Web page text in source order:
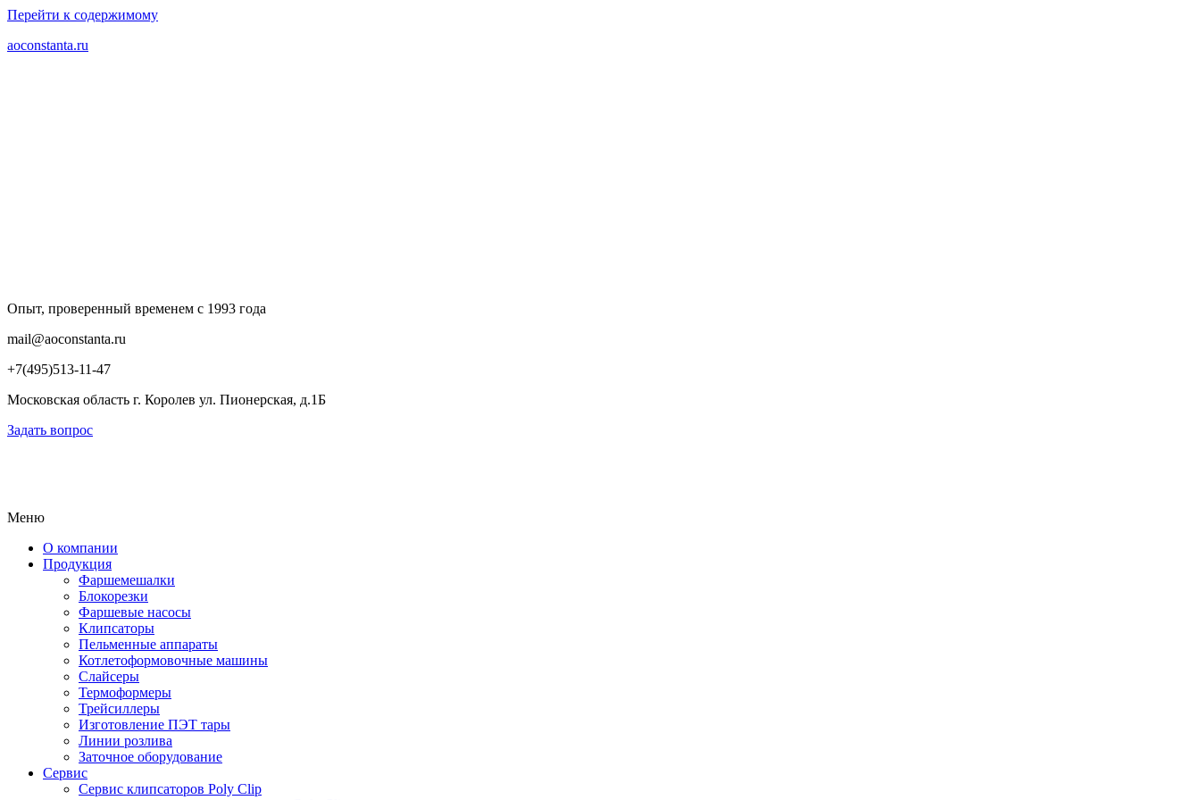
Перейти к содержимому
aoconstanta.ru
Опыт, проверенный временем с 1993 года
mail@aoconstanta.ru
+7(495)513-11-47
Московская область г. Королев ул. Пионерская, д.1Б
Задать вопрос
Меню
О компании
Продукция
Фаршемешалки
Блокорезки
Фаршевые насосы
Клипсаторы
Пельменные аппараты
Котлетоформовочные машины
Слайсеры
Термоформеры
Трейсиллеры
Изготовление ПЭТ тары
Линии розлива
Заточное оборудование
Сервис
Сервис клипсаторов Poly Clip